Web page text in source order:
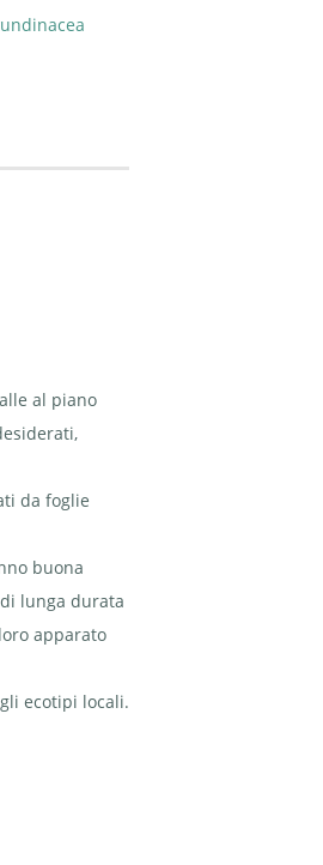
al piano
da foglie
buona
lunga durata
apparato
ecotipi locali.